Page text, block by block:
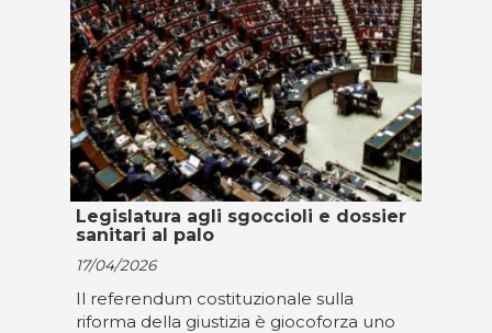
Legislatura agli sgoccioli e dossier
sanitari al palo
17/04/2026
Il referendum costituzionale sulla
riforma della giustizia è giocoforza uno